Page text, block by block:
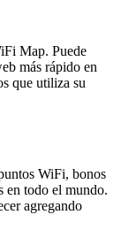
Map. Puede
más rápido en
que utiliza su
WiFi, bonos
en todo el mundo.
agregando